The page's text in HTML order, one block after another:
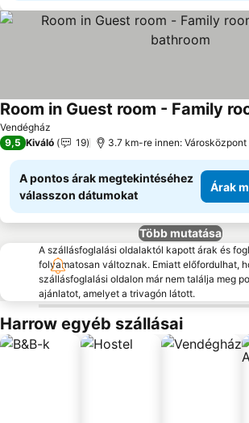
Vendégház
Árak megjelenítése
9,5 Kiváló 19 3.7 km-re innen: Városközpont
A pontos árak megtekintéséhez
válasszon dátumokat
Árak
Több mutatása
A szállásfoglalási oldalaktól kapott árak és
folyamatosan változnak. Emiatt előfordulhat,
szállásfoglalási oldalon már nem találja meg
ajánlatot, amelyet a trivagón látott.
Harrow egyéb szállásai